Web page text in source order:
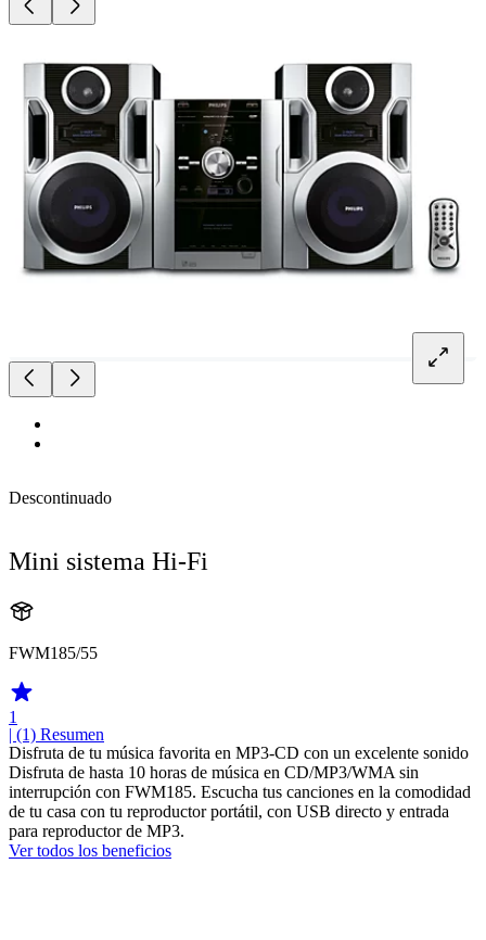
Descontinuado
Mini sistema Hi-Fi
FWM185/55
1
| (1) Resumen
Disfruta de tu música favorita en MP3-CD con un excelente sonido
Disfruta de hasta 10 horas de música en CD/MP3/WMA sin
interrupción con FWM185. Escucha tus canciones en la comodidad
de tu casa con tu reproductor portátil, con USB directo y entrada
para reproductor de MP3.
Ver todos los beneficios